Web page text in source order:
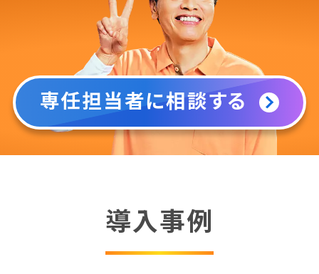
専任担当者に相談する
導入事例